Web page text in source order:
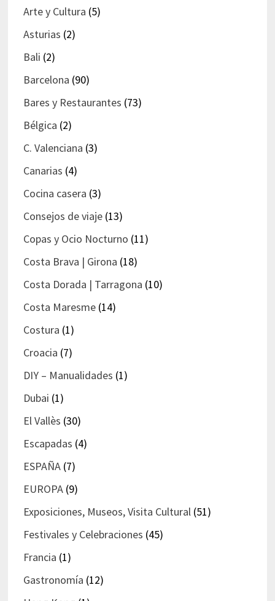
Arte y Cultura (5)
Asturias (2)
Bali (2)
Barcelona (90)
Bares y Restaurantes (73)
Bélgica (2)
C. Valenciana (3)
Canarias (4)
Cocina casera (3)
Consejos de viaje(13)
Copas y Ocio Nocturno (11)
Costa Brava | Girona (18)
Costa Dorada | Tarragona (10)
Costa Maresme(14)
Costura (1)
Croacia (7)
DIY – Manualidades (1)
Dubai (1)
El Vallès (30)
Escapadas (4)
ESPAÑA(7)
EUROPA(9)
Exposiciones, Museos, Visita Cultural(51)
Festivales y Celebraciones (45)
Francia (1)
Gastronomía (12)